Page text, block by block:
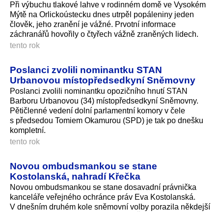
Při výbuchu tlakové lahve v rodinném domě ve Vysokém
Mýtě na Orlickoústecku dnes utrpěl popáleniny jeden
člověk, jeho zranění je vážné. Prvotní informace
záchranářů hovořily o čtyřech vážně zraněných lidech.
tento rok
Poslanci zvolili nominantku STAN
Urbanovou místopředsedkyní Sněmovny
Poslanci zvolili nominantku opozičního hnutí STAN
Barboru Urbanovou (34) místopředsedkyní Sněmovny.
Pětičlenné vedení dolní parlamentní komory v čele
s předsedou Tomiem Okamurou (SPD) je tak po dnešku
kompletní.
tento rok
Novou ombudsmankou se stane
Kostolanská, nahradí Křečka
Novou ombudsmankou se stane dosavadní právnička
kanceláře veřejného ochránce práv Eva Kostolanská.
V dnešním druhém kole sněmovní volby porazila někdejší